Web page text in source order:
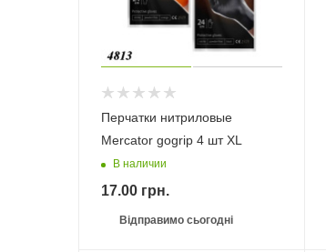
Перчатки нитриловые
Mercator gogrip 4 шт ХL
В наличии
17.00 грн.
Відправимо сьогодні